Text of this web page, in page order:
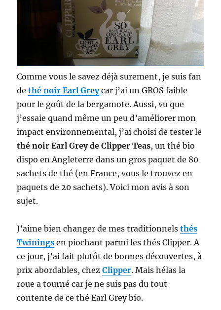
Comme vous le savez déjà surement, je suis fan
dethé noir Earl Greycar j’ai un GROS faible
pour le goût de la bergamote. Aussi, vu que
j’essaie quand même un peu d’améliorer mon
impact environnemental, j’ai choisi de tester le
thé noir Earl Grey de Clipper Teas, un thé bio
dispo en Angleterre dans un gros paquet de 80
sachets de thé (en France, vous le trouvez en
paquets de 20 sachets). Voici mon avis à son
sujet.
J’aime bien changer de mes traditionnelsthés
Twinings en piochant parmi les thés Clipper. A
ce jour, j’ai fait plutôt de bonnes découvertes, à
prix abordables, chezClipper. Mais hélas la
roue a tourné car je ne suis pas du tout
contente de ce thé Earl Grey bio.